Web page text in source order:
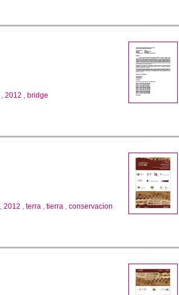
, 2012 , bridge
, 2012 , terra , tierra , conservacion